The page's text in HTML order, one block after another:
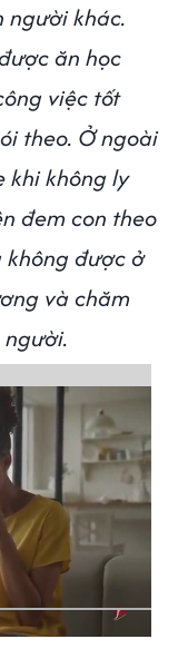
người khác.
ăn học
việc tốt
theo. Ở ngoài
khi không ly
đem con theo
không được ở
và chăm